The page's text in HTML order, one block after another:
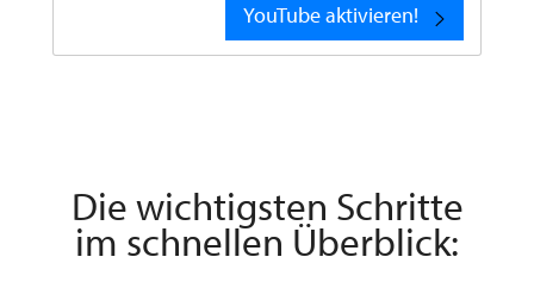
YouTube aktivieren!
Die wichtigsten Schritte
im schnellen Überblick: